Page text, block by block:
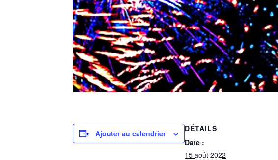
Ajouter au calendrier
DÉTAILS
Date :
15 août 2022